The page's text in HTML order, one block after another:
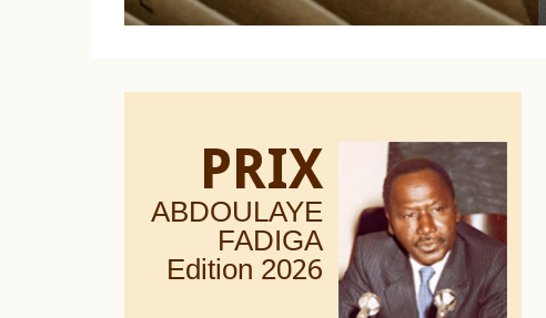
PRIX
ABDOULAYE
FADIGA
Edition 2026